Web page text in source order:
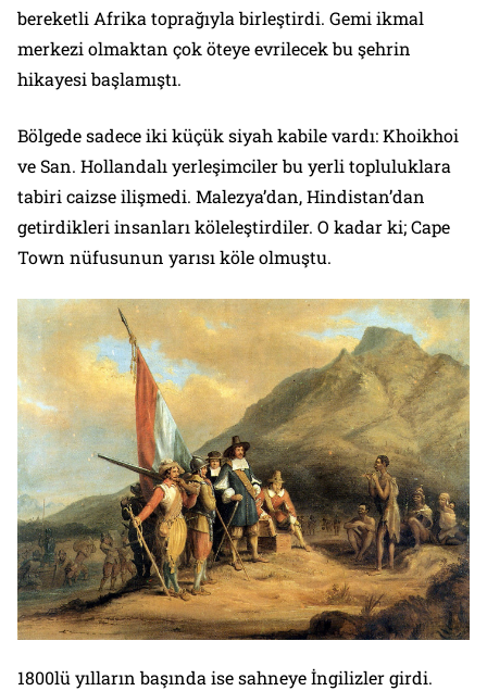
bereketli Afrika toprağıyla birleştirdi. Gemi ikmal
merkezi olmaktan çok öteye evrilecek bu şehrin
hikayesi başlamıştı.
Bölgede sadece iki küçük siyah kabile vardı: Khoikhoi
ve San. Hollandalı yerleşimciler bu yerli topluluklara
tabiri caizse ilişmedi. Malezya’dan, Hindistan’dan
getirdikleri insanları köleleştirdiler. O kadar ki; Cape
Town nüfusunun yarısı köle olmuştu.
1800lü yılların başında ise sahneye İngilizler girdi.